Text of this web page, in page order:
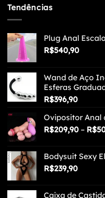
Tendências
Plug Anal
R$540,90
Wand de Aço
Esferas
R$396,90
Ovipositor Anal
R$209,90 – R$
Bodysuit Sexy
R$239,90
Caixa de